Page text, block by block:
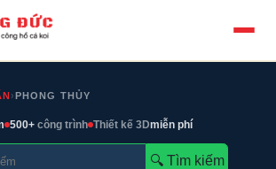
›PHONG THỦY
500+ công trình Thiết kế 3Dmiễn phí
🔍︎ Tìm kiếm